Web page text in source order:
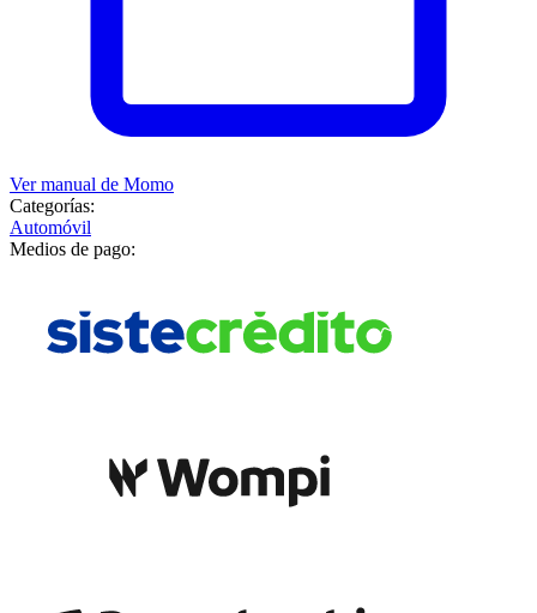
Ver manual de Momo
Categorías:
Automóvil
Medios de pago: